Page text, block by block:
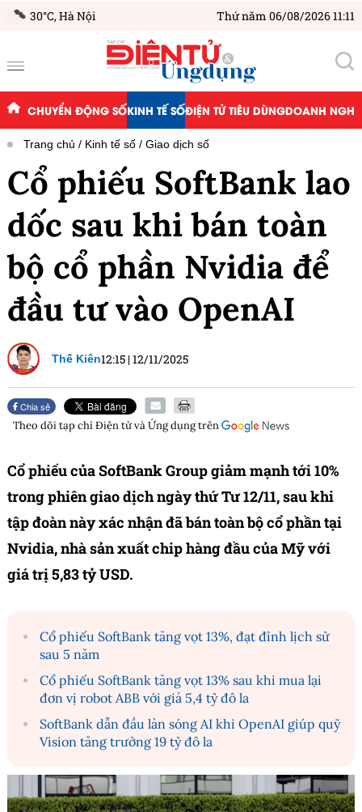
30°C,Hà Nội Thứ năm 06/08/2026 11:11
CHUYỂN ĐỘNG SỐKINH TẾ SỐĐIỆN TỬ TIÊU DÙNGDOANH
Trang chủ Kinh tế số Giao dịch số
Cổ phiếu SoftBank lao
dốc sau khi bán toàn
bộ cổ phần Nvidia để
đầu tư vào OpenAI
Thế Kiên12:15 |12/11/2025
Chia sẻ
Theo dõi tạp chíĐiện tử và Ứng dụngtrên
Cổ phiếu của SoftBank Group giảm mạnh tới 10%
trong phiên giao dịch ngày thứ Tư 12/11, sau khi
tập đoàn này xác nhận đã bán toàn bộ cổ phần tại
Nvidia, nhà sản xuất chip hàng đầu của Mỹ với
giá trị 5,83 tỷ USD.
Cổ phiếu SoftBank tăng vọt 13%, đạt đỉnh lịch sử
sau 5 năm
Cổ phiếu SoftBank tăng vọt 13% sau khi mua lại
đơn vị robot ABB với giá 5,4 tỷ đô la
SoftBank dẫn đầu làn sóng AI khi OpenAI giúp quỹ
Vision tăng trưởng 19 tỷ đô la